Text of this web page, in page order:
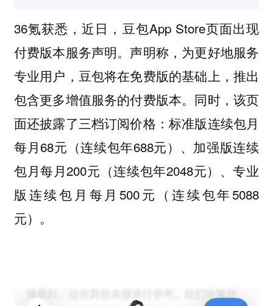
36氪获悉，近日，豆包App Store页面出现
付费版本服务声明。声明称，为更好地服务
专业用户，豆包将在免费版的基础上，推出
包含更多增值服务的付费版本。同时，该页
面还披露了三档订阅价格：标准版连续包月
每月68元（连续包年688元）、加强版连续
包月每月200元（连续包年2048元）、专业
版连续包月每月500元（连续包年5088
元）。